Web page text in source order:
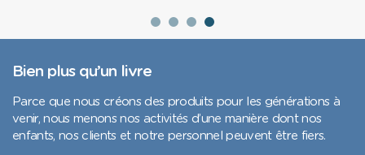
Bien plus qu’un livre
Parce que nous créons des produits pour les générations à
venir, nous menons nos activités d’une manière dont nos
enfants, nos clients et notre personnel peuvent être fiers.